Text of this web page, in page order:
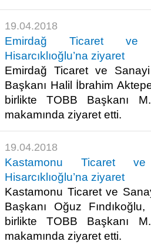
19.04.2018
Emirdağ Ticaret ve
Hisarcıklıoğlu’na ziyaret
Emirdağ Ticaret ve
Başkanı Halil İbrahim
birlikte TOBB Başkanı M.
makamında ziyaret etti.​
19.04.2018
Kastamonu Ticaret ve
Hisarcıklıoğlu’na ziyaret
Kastamonu Ticaret ve
Başkanı Oğuz
birlikte TOBB Başkanı M.
makamında ziyaret etti.​